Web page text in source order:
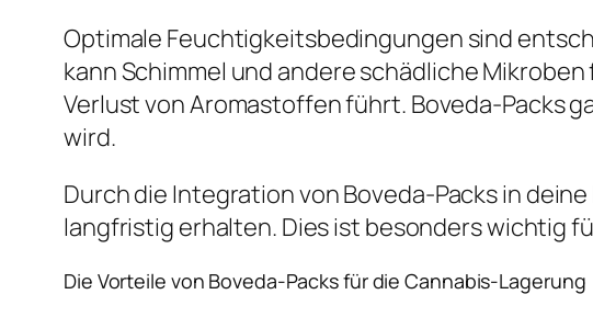
Optimale Feuchtigkeitsbedingungen sind
kann Schimmel und andere schädliche
Verlust von Aromastoffen führt. Boveda-Packs
wird.
Durch die Integration von Boveda-Packs in
langfristig erhalten. Dies ist besonders wichtig
Die Vorteile von Boveda-Packs für die Cannabis-Lagerung